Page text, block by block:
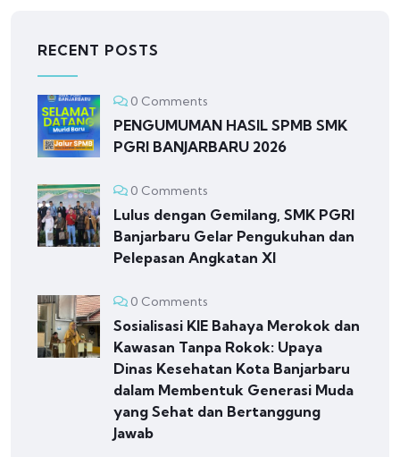
RECENT POSTS
0 Comments
PENGUMUMAN HASIL SPMB SMK
PGRI BANJARBARU 2026
0 Comments
Lulus dengan Gemilang, SMK PGRI
Banjarbaru Gelar Pengukuhan dan
Pelepasan Angkatan XI
0 Comments
Sosialisasi KIE Bahaya Merokok dan
Kawasan Tanpa Rokok: Upaya
Dinas Kesehatan Kota Banjarbaru
dalam Membentuk Generasi Muda
yang Sehat dan Bertanggung
Jawab